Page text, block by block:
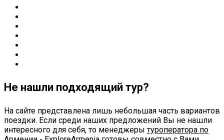
Не нашли подходящий тур?
На сайте представлена лишь небольшая часть вариантов
поездки. Если среди наших предложений Вы не нашли
интересного для себя, то менеджерытуроператора по